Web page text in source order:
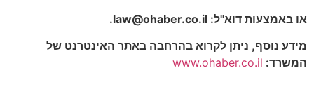
או באמצעות דוא"ל: law@ohaber.co.il
.
מידע נוסף, ניתן לקרוא בהרחבה באתר האינטרנט של
המשרד: www.ohaber.co.il